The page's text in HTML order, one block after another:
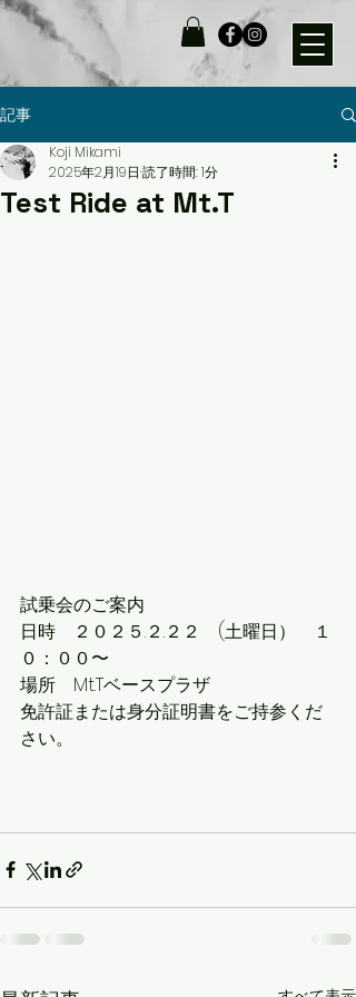
記事
Test Ride at Mt.T
Koji Mikami
2025年2月19日 読了時間: 1分
試乗会のご案内
日時　２０２５.２.２２　(土曜日）　１
０：００〜
場所　Mt.Tベースプラザ
免許証または身分証明書をご持参くだ
さい。